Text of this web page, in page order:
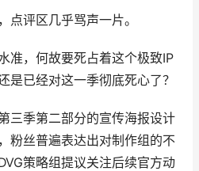
点评区几乎骂声一片。
准，何故要死占着这个极致IP
是已经对这一季彻底死心了？
三季第二部分的宣传海报设计
粉丝普遍表达出对制作组的不
策略组提议关注后续官方动